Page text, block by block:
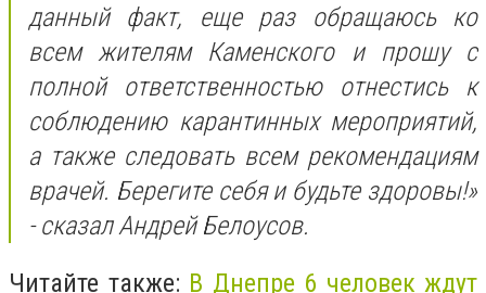
данный факт, еще раз обращаюсь ко
всем жителям Каменского и прошу с
полной ответственностью отнестись к
соблюдению карантинных мероприятий,
а также следовать всем рекомендациям
врачей. Берегите себя и будьте здоровы!»
- сказал Андрей Белоусов.
Читайте также: В Днепре 6 человек ждут